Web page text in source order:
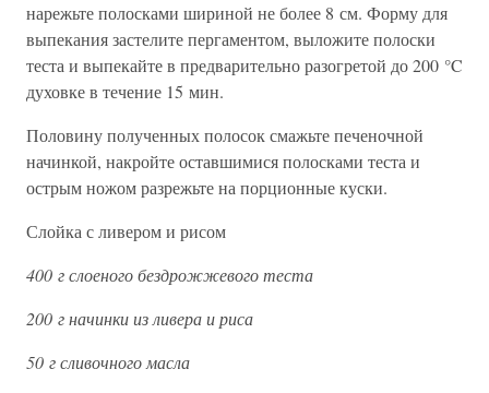
нарежьте полосками шириной не более 8 см. Форму для
выпекания застелите пергаментом, выложите полоски
теста и выпекайте в предварительно разогретой до 200 °C
духовке в течение 15 мин.
Половину полученных полосок смажьте печеночной
начинкой, накройте оставшимися полосками теста и
острым ножом разрежьте на порционные куски.
Слойка с ливером и рисом
400 г слоеного бездрожжевого теста
200 г начинки из ливера и риса
50 г сливочного масла